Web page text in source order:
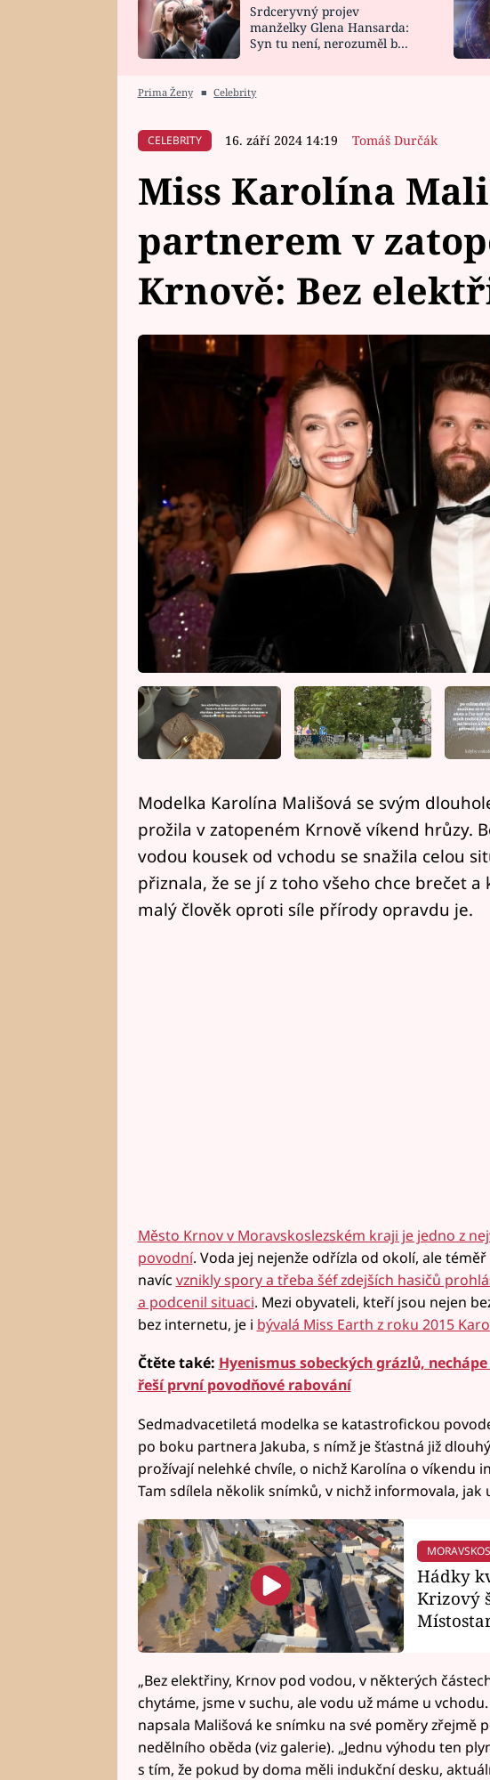
HOROSKOP NA
CELEBRITY
VAŘENÍ
Srdceryvný projev
manželky Glena Hansarda:
Syn tu není, nerozuměl by
Prima Ženy ■ Celebrity
CELEBRITY 16. září 2024 14:19 Tomáš Durčák
Miss Karolína
partnerem v
Krnově: Bez
Modelka Karolína Mališová se svým
prožila v zatopeném Krnově víkend hrůzy.
vodou kousek od vchodu se snažila celou
přiznala, že se jí z toho všeho chce brečet
malý člověk oproti síle přírody opravdu je.
Město Krnov v Moravskoslezském kraji je jedno z
povodní. Voda jej nejenže odřízla od okolí, ale
navíc vznikly spory a třeba šéf zdejších hasičů
a podcenil situaci. Mezi obyvateli, kteří jsou nejen
bez internetu, je i bývalá Miss Earth z roku 2015
Čtěte také: Hyenismus sobeckých grázlů,
řeší první povodňové rabování
Sedmadvacetiletá modelka se katastrofickou
po boku partnera Jakuba, s nímž je šťastná již
prožívají nelehké chvíle, o nichž Karolína o víkendu
Tam sdílela několik snímků, v nichž informovala, jak
Hádky
Krizový
„Bez elektřiny, Krnov pod vodou, v některých
chytáme, jsme v suchu, ale vodu už máme u
napsala Mališová ke snímku na své poměry zřejmě
nedělního oběda (viz galerie). „Jednu výhodu ten
s tím, že pokud by doma měli indukční desku,